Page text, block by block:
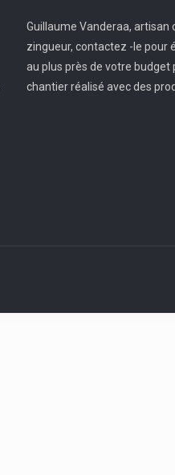
Guillaume Vanderaa, artisan
zingueur, contactez -le pour
au plus près de votre budget
chantier réalisé avec des